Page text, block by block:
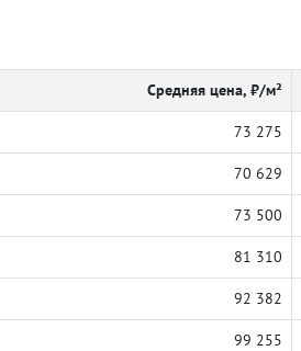
Средняя цена, ₽/м²
73 275
70 629
73 500
81 310
92 382
99 255